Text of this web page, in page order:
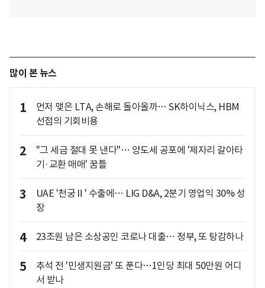
많이 본 뉴스
1
먼저 맺은 LTA, 손해로 돌아올까… SK하이닉스, HBM
선점의 기회비용
2
"그 세금 절대 못 낸다"… 양도세 공포에 '제자리 갈아타
기·교환 매매' 꿈틀
3
UAE '천궁Ⅱ' 수출에… LIG D&A, 2분기 영업익 30% 성
장
4 23조원 남은 소상공인 코로나 대출… 정부, 또 탕감하나
5
추석 전 '민생지원금' 또 푼다…1인당 최대 50만원 어디
서 받나